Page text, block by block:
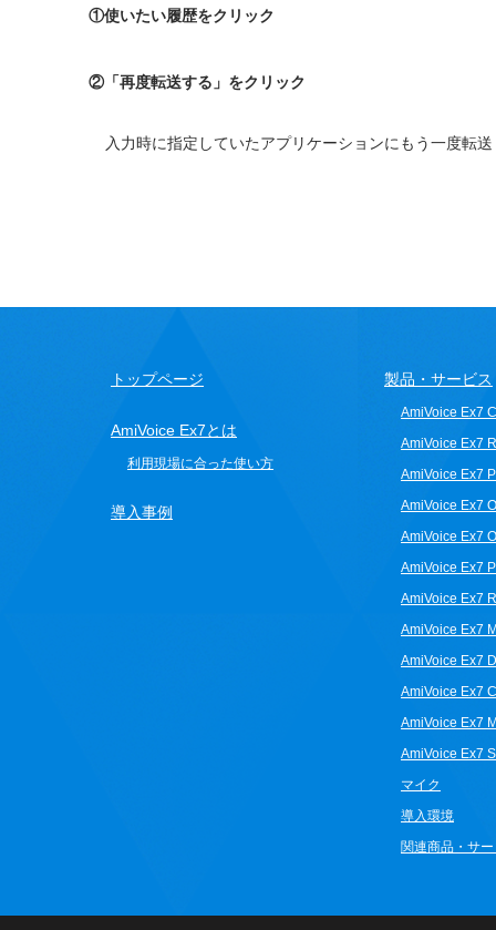
①使いたい履歴をクリック
②「再度転送する」をクリック
入力時に指定していたアプリケーションにもう一度転
トップページ
AmiVoice Ex7とは
利用現場に合った使い方
導入事例
製品・サービス
AmiVoice Ex7
AmiVoice Ex7
AmiVoice Ex7
AmiVoice Ex7
AmiVoice Ex7
AmiVoice Ex7
AmiVoice Ex7
AmiVoice Ex7
AmiVoice Ex7
AmiVoice Ex7
AmiVoice Ex7
AmiVoice Ex7
マイク
導入環境
関連商品・サ